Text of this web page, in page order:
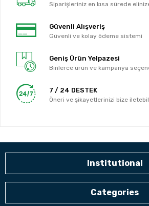
Siparişleriniz en kısa sürede
Güvenli Alışveriş
Güvenli ve kolay ödeme sistemi
Geniş Ürün Yelpazesi
Binlerce ürün ve kampanya
7 / 24 DESTEK
Öneri ve şikayetlerinizi bize
Institutional
Categories